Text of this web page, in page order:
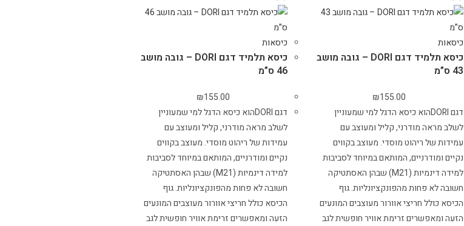
כיסאות
כיסא תלמיד דגם DORI – גובה מושב
43 ס”מ
₪155.00
דגם DORIהוא כיסא הדגל למי שמעוניין
לשלב מראה מודרני, קליל ומעוצב עם
עמידות של ריהוט מוסדי. מעוצב בקווים
נקיים ומודרניים, המותאם במיוחד לסביבות
למידה דינמיות (M21) שבהן האסתטיקה
חשובה לא פחות מהפונקציונליות. גוף
הכיסא כולל חריצי אוורור מעוצבים המונעים
הזעה ומאפשרים זרימת אוויר חופשית לגב
כיסאות
כיסא תלמיד דגם DORI – גובה מושב
46 ס”מ
₪155.00
דגם DORIהוא כיסא הדגל למי שמעוניין
לשלב מראה מודרני, קליל ומעוצב עם
עמידות של ריהוט מוסדי. מעוצב בקווים
נקיים ומודרניים, המותאם במיוחד לסביבות
למידה דינמיות (M21) שבהן האסתטיקה
חשובה לא פחות מהפונקציונליות. גוף
הכיסא כולל חריצי אוורור מעוצבים המונעים
הזעה ומאפשרים זרימת אוויר חופשית לגב